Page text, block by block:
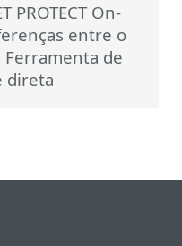
PROTECT On-
entre o
Ferramenta de
direta